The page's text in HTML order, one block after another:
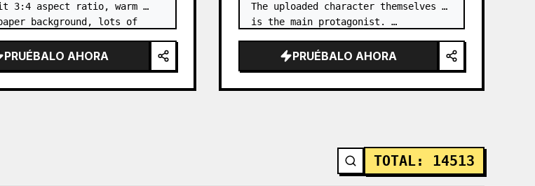
3:4 aspect ratio, warm
background, lots of
…
PRUÉBALO AHORA
The uploaded character themselves
is the main protagonist. …
PRUÉBALO AHORA
TOTAL: 14513